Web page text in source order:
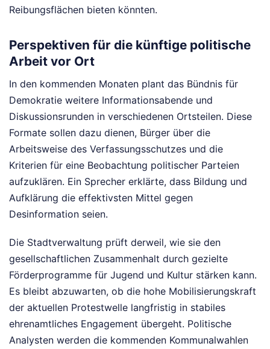
Reibungsflächen bieten könnten.
Perspektiven für die künftige politische
Arbeit vor Ort
In den kommenden Monaten plant das Bündnis für
Demokratie weitere Informationsabende und
Diskussionsrunden in verschiedenen Ortsteilen. Diese
Formate sollen dazu dienen, Bürger über die
Arbeitsweise des Verfassungsschutzes und die
Kriterien für eine Beobachtung politischer Parteien
aufzuklären. Ein Sprecher erklärte, dass Bildung und
Aufklärung die effektivsten Mittel gegen
Desinformation seien.
Die Stadtverwaltung prüft derweil, wie sie den
gesellschaftlichen Zusammenhalt durch gezielte
Förderprogramme für Jugend und Kultur stärken kann.
Es bleibt abzuwarten, ob die hohe Mobilisierungskraft
der aktuellen Protestwelle langfristig in stabiles
ehrenamtliches Engagement übergeht. Politische
Analysten werden die kommenden Kommunalwahlen